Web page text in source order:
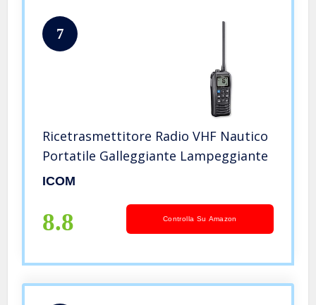
7
Ricetrasmettitore Radio VHF Nautico
Portatile Galleggiante Lampeggiante
ICOM
8.8 Controlla Su Amazon